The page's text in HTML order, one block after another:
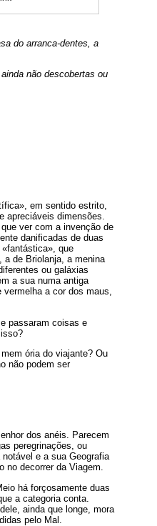
do arranca-dentes, a
não descobertas ou
em sentido estrito,
apreciáveis dimensões.
ver com a invenção de
danificadas de duas
que
a de Briolanja, a menina
ou galáxias
a sua numa antiga
vermelha a cor dos maus,
passaram coisas e
ória do viajante? Ou
não podem ser
dos anéis. Parecem
peregrinações, ou
e a sua Geografia
no decorrer da Viagem.
há forçosamente duas
a categoria conta.
ainda que longe, mora
pelo Mal.